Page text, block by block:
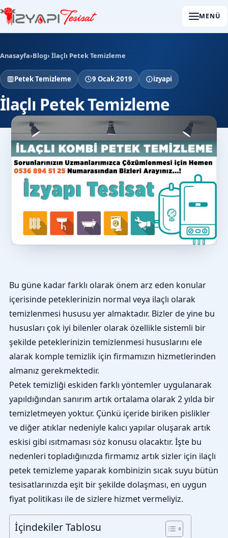
MENÜ
Anasayfa›Blog› İlaçlı Petek Temizleme
Petek Temizleme 9 Ocak 2019 izyapi
İlaçlı Petek Temizleme
Bu güne kadar farklı olarak önem arz eden konular
içerisinde peteklerinizin normal veya ilaçlı olarak
temizlenmesi hususu yer almaktadır. Bizler de yine bu
hususları çok iyi bilenler olarak özellikle sistemli bir
şekilde peteklerinizin temizlenmesi hususlarını ele
alarak komple temizlik için firmamızın hizmetlerinden
almanız gerekmektedir.
Petek temizliği eskiden farklı yöntemler uygulanarak
yapıldığından sanırım artık ortalama olarak 2 yılda bir
temizletmeyen yoktur. Çünkü içeride biriken pislikler
ve diğer atıklar nedeniyle kalıcı yapılar oluşarak artık
eskisi gibi ısıtmaması söz konusu olacaktır. İşte bu
nedenleri topladığınızda firmamız artık sizler için ilaçlı
petek temizleme yaparak kombinizin sıcak suyu bütün
tesisatlarınızda eşit bir şekilde dolaşması, en uygun
fiyat politikası ile de sizlere hizmet vermeliyiz.
İçindekiler Tablosu